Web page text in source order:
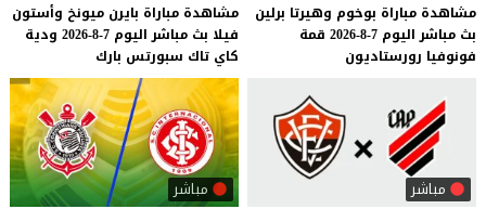
مشاهدة مباراة بوخوم وهيرتا برلين
بث مباشر اليوم 7-8-2026
قمة
فونوفيا رورستاديون
مشاهدة مباراة بايرن ميونخ وأستون
فيلا بث مباشر اليوم 7-8-2026
ودية
كاي تاك سبورتس بارك
مباشر مباشر